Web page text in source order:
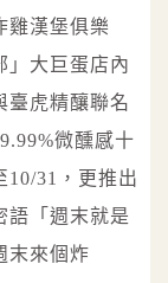
雞漢堡俱樂
」大巨蛋店內
臺虎精釀聯名
微醺感十
10/31，更推出
「週末就是
末來個炸